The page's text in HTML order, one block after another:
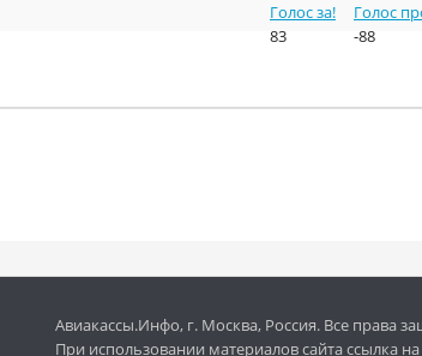
Голос за!
83
Голос
-88
Авиакассы.Инфо, г. Москва, Россия. Все права
При использовании материалов сайта ссылка